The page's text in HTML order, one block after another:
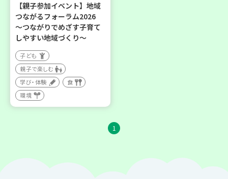
【親子参加イベント】地域
つながるフォーラム2026
～つながりでめざす子育て
しやすい地域づくり～
子ども
親子で楽しむ
学び・体験
食
環境
1